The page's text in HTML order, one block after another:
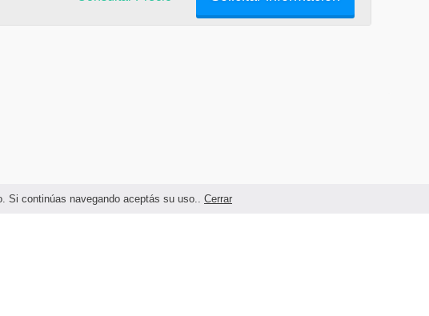
Si continúas navegando aceptás su uso.. Cerrar